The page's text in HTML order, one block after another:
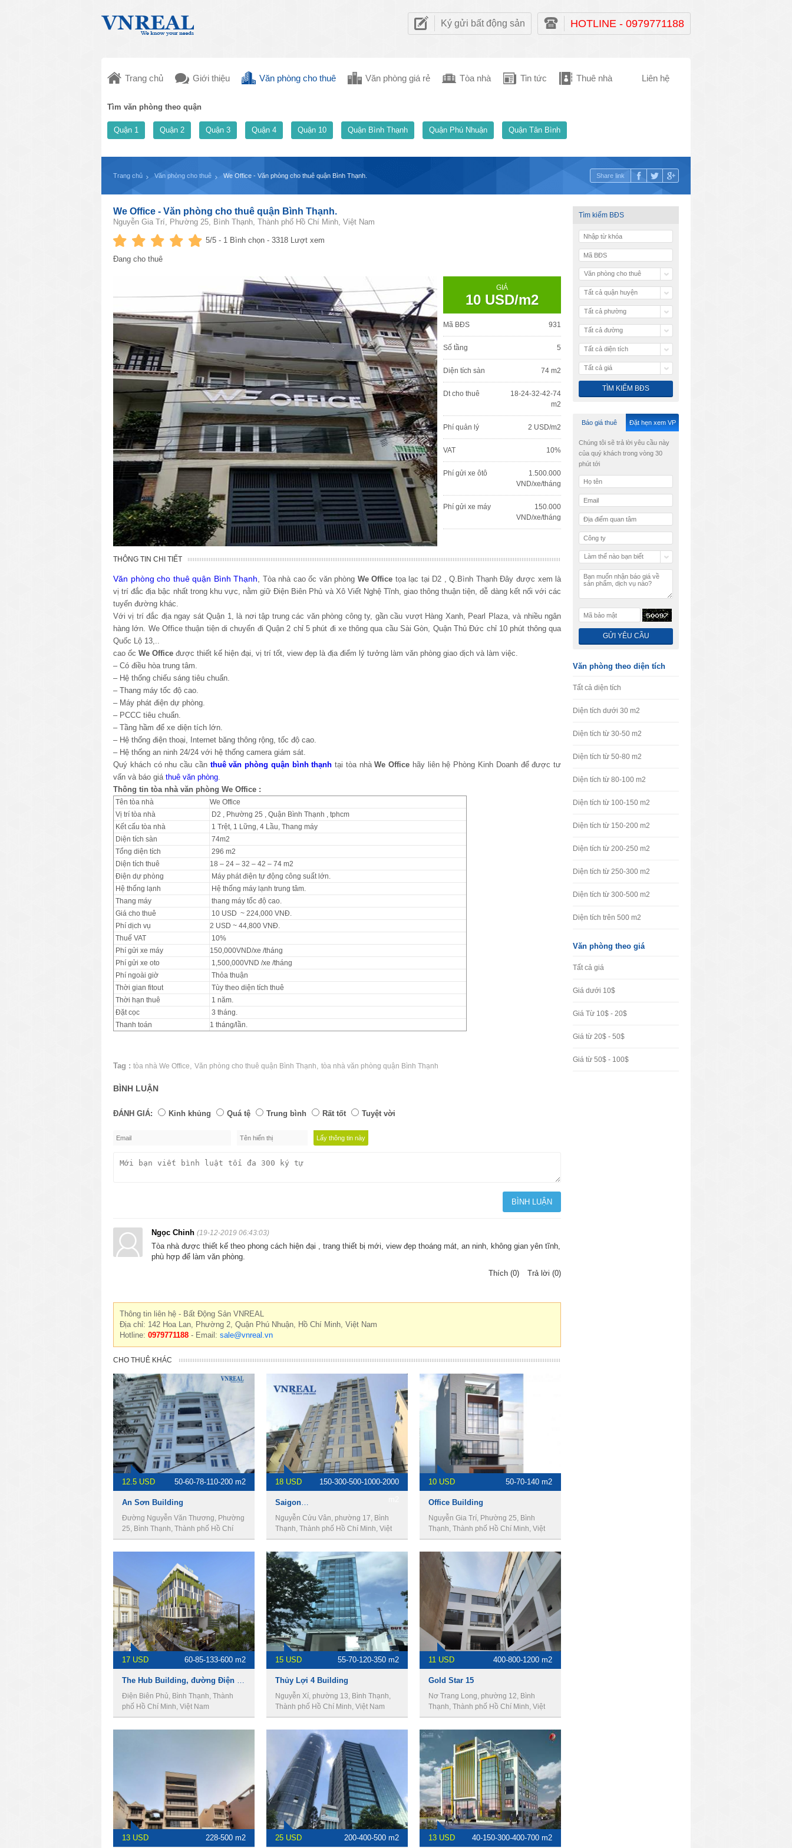
Ký gửi bất động sản HOTLINE - 0979771188
Trang chủ Giới thiệu Văn phòng cho thuê Văn phòng giá rẻ Tòa nhà Tin tức Thuê nhà Liên hệ
Tìm văn phòng theo quận
Quận 1 Quận 2 Quận 3 Quận 4 Quận 10 Quận Bình Thạnh Quận Phú Nhuận Quận Tân Bình
Trang chủ Văn phòng cho thuê We Office - Văn phòng cho thuê quận Bình Thạnh. Share link
We Office - Văn phòng cho thuê quận Bình Thạnh.
Nguyễn Gia Trí, Phường 25, Bình Thạnh, Thành phố Hồ Chí Minh, Việt Nam
5/5 - 1 Bình chọn - 3318 Lượt xem
Đang cho thuê
GIÁ
10 USD/m2
Mã BĐS 931
Số tầng 5
Diện tích sàn 74 m2
Dt cho thuê
18-24-32-42-74
m2
Phí quản lý 2 USD/m2
VAT 10%
Phí gửi xe ôtô
1.500.000
VND/xe/tháng
Phí gửi xe máy
150.000
VND/xe/tháng
THÔNG TIN CHI TIẾT
Văn phòng cho thuê quận Bình Thạnh Tòa nhà cao ốc văn phòng We Office tọa lạc tại D2 , Q.Bình Thạnh Đây được xem là
vị trí đắc địa bậc nhất trong khu vực, nằm giữ Điện Biên Phủ và Xô Viết Nghệ Tĩnh, giao thông thuận tiện, dễ dàng kết nối với các
tuyến đường khác.
Với vị trí đắc địa ngay sát Quận 1, là nơi tập trung các văn phòng công ty, gần cầu vượt Hàng Xanh, Pearl Plaza, và nhiều ngân
hàng lớn. We Office thuận tiện di chuyển đi Quận 2 chỉ 5 phút đi xe thông qua cầu Sài Gòn, Quận Thủ Đức chỉ 10 phút thông qua
Quốc Lộ 13,..
cao ốc We Office được thiết kế hiện đại, vị trí tốt, view đẹp là địa điểm lý tưởng làm văn phòng giao dịch và làm việc.
– Có điều hòa trung tâm.
– Hệ thống chiếu sáng tiêu chuẩn.
– Thang máy tốc độ cao.
– Máy phát điện dự phòng.
– PCCC tiêu chuẩn.
– Tầng hầm để xe diện tích lớn.
– Hệ thống điện thoại, Internet băng thông rộng, tốc độ cao.
– Hệ thống an ninh 24/24 với hệ thống camera giám sát.
Quý khách có nhu cầu cần thuê văn phòng quận bình thạnh tại tòa nhàWe Office hãy liên hệ Phòng Kinh Doanh để được tư
vấn và báo giá thuê văn phòng
Thông tin tòa nhà văn phòng We Office :
Tên tòa nhà
We Office
Vị trí tòa nhà
D2 , Phường 25 , Quận Bình Thạnh , tphcm
Kết cấu tòa nhà
1 Trệt, 1 Lững, 4 Lầu, Thang máy
Diện tích sàn
74m2
Tổng diện tích
296 m2
Diện tích thuê
18 – 24 – 32 – 42 – 74 m2
Điện dự phòng
Máy phát điện tự động công suất lớn.
Hệ thống lạnh
Hệ thống máy lạnh trung tâm.
Thang máy
thang máy tốc độ cao.
Giá cho thuê
10 USD ~ 224,000 VNĐ.
Phí dịch vụ
2 USD ~ 44,800 VNĐ.
Thuế VAT
10%
Phí gửi xe máy
150,000VND/xe /tháng
Phí gửi xe oto
1,500,000VND /xe /tháng
Phí ngoài giờ
Thỏa thuận
Thời gian fitout
Tùy theo diện tích thuê
Thời hạn thuê
1 năm.
Đặt cọc
3 tháng.
Thanh toán
1 tháng/lần.
Tag : tòa nhà We Office Văn phòng cho thuê quận Bình Thạnh tòa nhà văn phòng quận Bình Thạnh
BÌNH LUẬN
ĐÁNH GIÁ: Kinh khủng Quá tệ Trung bình Rất tốt Tuyệt vời
Ngọc Chinh (19-12-2019 06:43:03)
Tòa nhà được thiết kế theo phong cách hiện đại , trang thiết bị mới, view đẹp thoáng mát, an ninh, không gian yên tĩnh,
phù hợp để làm văn phòng.
Thích (0)
Trả lời (0)
Thông tin liên hệ - Bất Động Sản VNREAL
Địa chỉ: 142 Hoa Lan, Phường 2, Quận Phú Nhuận, Hồ Chí Minh, Việt Nam
Hotline: 0979771188 - Email: sale@vnreal.vn
CHO THUÊ KHÁC
12.5 USD 50-60-78-110-200 m2
An Sơn Building
Đường Nguyễn Văn Thương, Phường
25, Bình Thạnh, Thành phố Hồ Chí
Minh, Việt Nam
18 USD
150-300-500-1000-2000
Nguyễn Cửu Vân, phường 17, Bình
Thạnh, Thành phố Hồ Chí Minh, Việt
Nam
10 USD 50-70-140 m2
Office Building
Nguyễn Gia Trí, Phường 25, Bình
Thạnh, Thành phố Hồ Chí Minh, Việt
Nam
17 USD 60-85-133-600 m2
Điện Biên Phủ, Bình Thạnh, Thành
phố Hồ Chí Minh, Việt Nam
15 USD 55-70-120-350 m2
Thủy Lợi 4 Building
Nguyễn Xí, phường 13, Bình Thạnh,
Thành phố Hồ Chí Minh, Việt Nam
11 USD 400-800-1200 m2
Gold Star 15
Nơ Trang Long, phường 12, Bình
Thạnh, Thành phố Hồ Chí Minh, Việt
Nam
13 USD 228-500 m2 25 USD 200-400-500 m2 13 USD 40-150-300-400-700 m2
Tìm kiếm BĐS
Văn phòng cho thuê
Tất cả quận huyện
Tất cả phường
Tất cả đường
Tất cả diện tích
Tất cả giá
Báo giá thuê Đặt hẹn xem VP
Chúng tôi sẽ trả lời yêu cầu này
của quý khách trong vòng 30
phút tới
Làm thế nào bạn biết
Văn phòng theo diện tích
Tất cả diện tích
Diện tích dưới 30 m2
Diện tích từ 30-50 m2
Diện tích từ 50-80 m2
Diện tích từ 80-100 m2
Diện tích từ 100-150 m2
Diện tích từ 150-200 m2
Diện tích từ 200-250 m2
Diện tích từ 250-300 m2
Diện tích từ 300-500 m2
Diện tích trên 500 m2
Văn phòng theo giá
Tất cả giá
Giá dưới 10$
Giá Từ 10$ - 20$
Giá từ 20$ - 50$
Giá từ 50$ - 100$